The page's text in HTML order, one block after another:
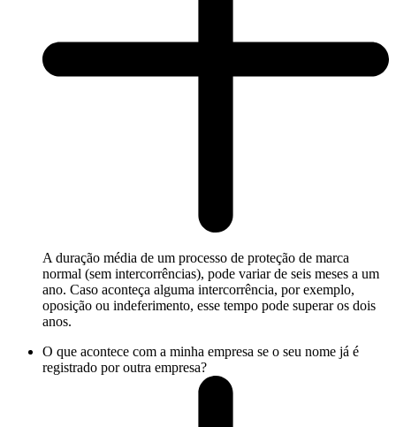
A duração média de um processo de proteção de marca
normal (sem intercorrências), pode variar de seis meses a um
ano. Caso aconteça alguma intercorrência, por exemplo,
oposição ou indeferimento, esse tempo pode superar os dois
anos.
O que acontece com a minha empresa se o seu nome já é
registrado por outra empresa?